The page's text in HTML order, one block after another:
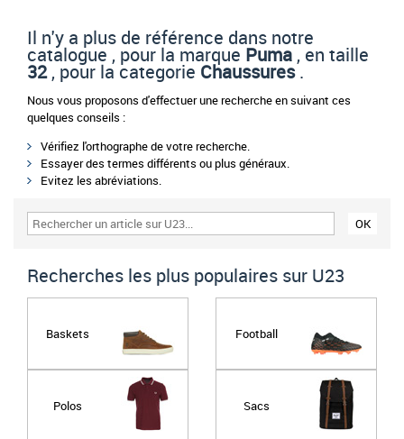
Il n'y a plus de référence dans notre
catalogue , pour la marque Puma , en taille
32, pour la categorie Chaussures.
Nous vous proposons d'effectuer une recherche en suivant ces
quelques conseils :
Vérifiez l'orthographe de votre recherche.
Essayer des termes différents ou plus généraux.
Evitez les abréviations.
Recherches les plus populaires sur U23
Baskets Football
Polos Sacs